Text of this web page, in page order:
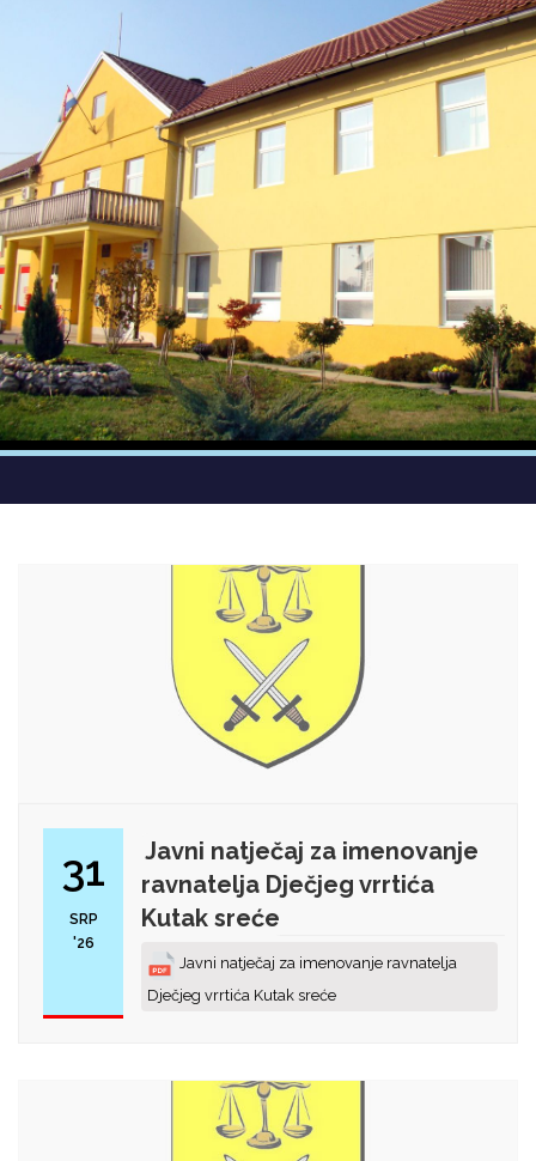
31
SRP
'26
Javni natječaj za imenovanje
ravnatelja Dječjeg vrrtića
Kutak sreće
Javni natječaj za imenovanje ravnatelja
Dječjeg vrrtića Kutak sreće